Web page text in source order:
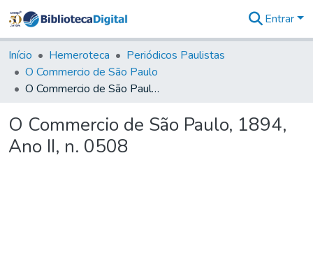
&
Coleções
Tudo na
Biblioteca
Estatísticas
Entrar
Início Hemeroteca
Periódicos Paulistas
O Commercio de São Paulo
O Commercio de São Paulo, 1894, Ano II, n. 0508
O Commercio de São Paulo, 1894,
Ano II, n. 0508